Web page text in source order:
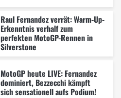
Raul Fernandez verrät: Warm-Up-
Erkenntnis verhalf zum
perfekten MotoGP-Rennen in
Silverstone
MotoGP heute LIVE: Fernandez
dominiert, Bezzecchi kämpft
sich sensationell aufs Podium!